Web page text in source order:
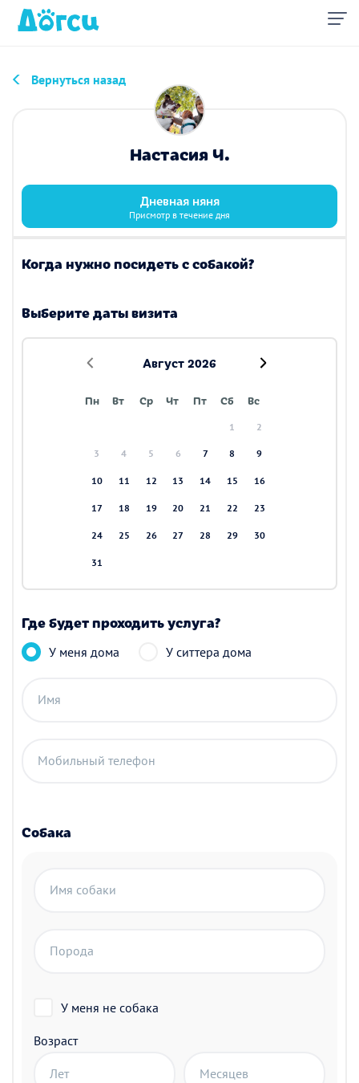
Вернуться назад
Настасия Ч.
Дневная няня
Присмотр в течение дня
Когда нужно посидеть с собакой?
Выберите даты визита
Август 2026
Пн Вт Ср Чт Пт Сб Вс
1 2
3 4 5 6 7 8 9
10 11 12 13 14 15 16
17 18 19 20 21 22 23
24 25 26 27 28 29 30
31
Где будет проходить услуга?
У меня дома У ситтера дома
Имя
Мобильный телефон
Собака
Имя собаки
Порода
У меня не собака
Возраст
Лет Месяцев